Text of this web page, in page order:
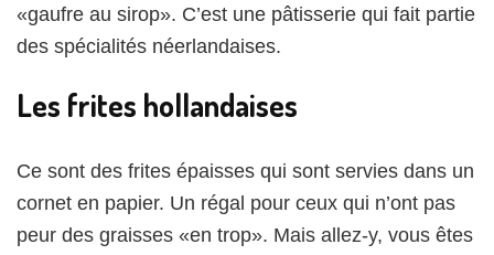
«gaufre au sirop». C’est une pâtisserie qui fait partie
des spécialités néerlandaises.
Les frites hollandaises
Ce sont des frites épaisses qui sont servies dans un
cornet en papier. Un régal pour ceux qui n’ont pas
peur des graisses «en trop». Mais allez-y, vous êtes